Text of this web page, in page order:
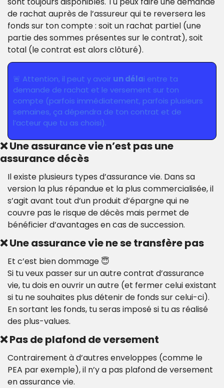
de rachat auprès de l’assureur qui te reversera les
fonds sur ton compte : soit un rachat partiel (une
partie des sommes présentes sur le contrat), soit
total (le contrat est alors clôturé).
🚨 Attention, il peut y avoir un délai entre ta
demande de rachat et le versement sur ton
compte (parfois immédiatement, parfois plusieurs
semaines, ça dépendra de ton contrat et de
l’acteur que tu as choisi).
❌ Une assurance vie n’est pas une
assurance décès
Il existe plusieurs types d’assurance vie. Dans sa
version la plus répandue et la plus commercialisée, il
s’agit avant tout d’un produit d’épargne qui ne
couvre pas le risque de décès mais permet de
bénéficier d’avantages en cas de succession.
❌ Une assurance vie ne se transfère pas
Et c’est bien dommage 😇
Si tu veux passer sur un autre contrat d’assurance
vie, tu dois en ouvrir un autre (et fermer celui existant
si tu ne souhaites plus détenir de fonds sur celui-ci).
En sortant les fonds, tu seras imposé si tu as réalisé
des plus-values.
❌ Pas de plafond de versement
Contrairement à d’autres enveloppes (comme le
PEA par exemple), il n’y a pas plafond de versement
en assurance vie.